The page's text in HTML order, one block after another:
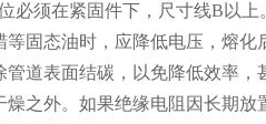
必须在紧固件下，尺寸线B以上
等固态油时，应降低电压，熔化
管道表面结碳，以免降低效率，
燥之外。如果绝缘电阻因长期